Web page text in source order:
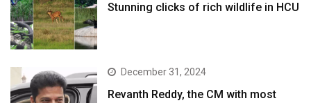
Stunning clicks of rich wildlife in HCU
December 31, 2024
Revanth Reddy, the CM with most